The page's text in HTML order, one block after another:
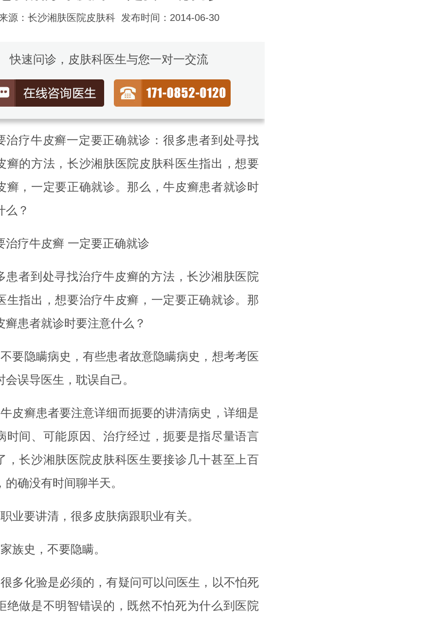
源：长沙湘肤医院皮肤科 发布时间：2014-06-30
快速问诊，皮肤科医生与您一对一交流
治疗牛皮癣一定要正确就诊：很多患者到处寻找
癣的方法，长沙湘肤医院皮肤科医生指出，想要
癣，一定要正确就诊。那么，牛皮癣患者就诊时
么？
治疗牛皮癣 一定要正确就诊
患者到处寻找治疗牛皮癣的方法，长沙湘肤医院
生指出，想要治疗牛皮癣，一定要正确就诊。那
癣患者就诊时要注意什么？
要隐瞒病史，有些患者故意隐瞒病史，想考考医
会误导医生，耽误自己。
皮癣患者要注意详细而扼要的讲清病史，详细是
时间、可能原因、治疗经过，扼要是指尽量语言
，长沙湘肤医院皮肤科医生要接诊几十甚至上百
的确没有时间聊半天。
业要讲清，很多皮肤病跟职业有关。
族史，不要隐瞒。
多化验是必须的，有疑问可以问医生，以不怕死
绝做是不明智错误的，既然不怕死为什么到医院